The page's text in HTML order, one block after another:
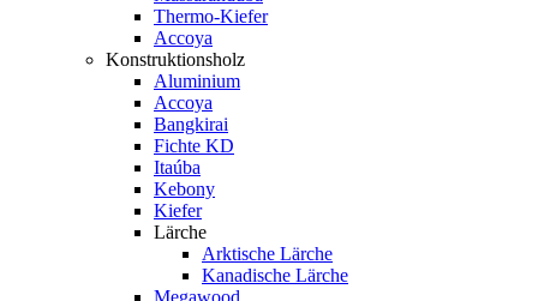
Thermo-Kiefer
Accoya
Konstruktionsholz
Aluminium
Accoya
Bangkirai
Fichte KD
Itaúba
Kebony
Kiefer
Lärche
Arktische Lärche
Kanadische Lärche
Megawood